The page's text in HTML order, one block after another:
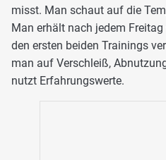
misst. Man schaut auf die
Man erhält nach jedem
den ersten beiden Trainings
man auf Verschleiß,
nutzt Erfahrungswerte.